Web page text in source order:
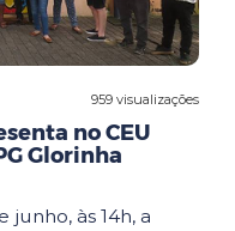
959 visualizações
no CEU
Glorinha
junho, às 14h, a